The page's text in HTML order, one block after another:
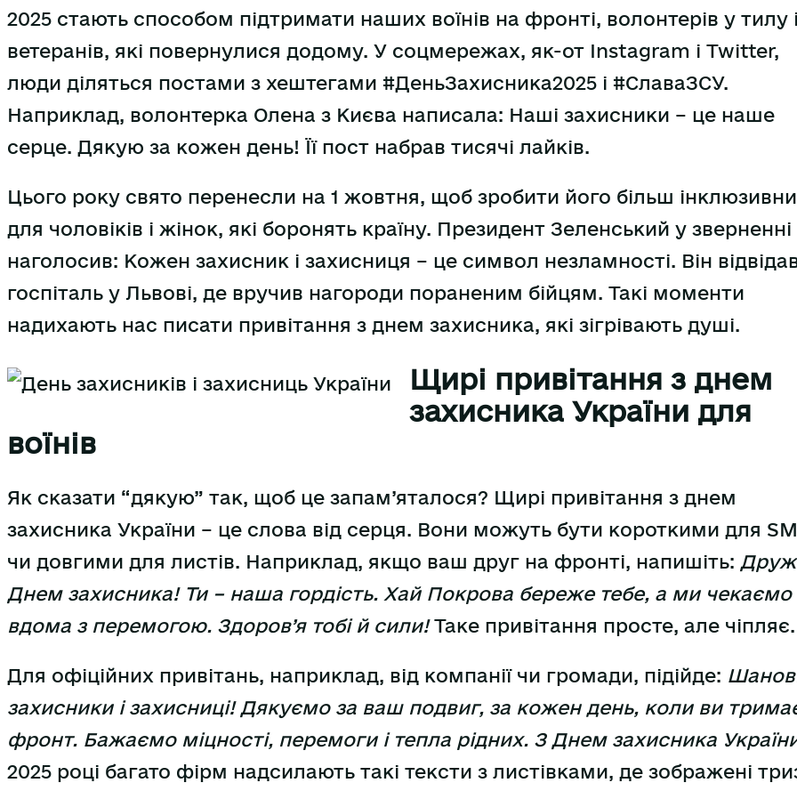
2025 стають способом підтримати наших воїнів на фронті, волонтерів у тилу
ветеранів, які повернулися додому. У соцмережах, як-от Instagram і Twitter,
люди діляться постами з хештегами #ДеньЗахисника2025 і #СлаваЗСУ.
Наприклад, волонтерка Олена з Києва написала: Наші захисники – це наше
серце. Дякую за кожен день! Її пост набрав тисячі лайків.
Цього року свято перенесли на 1 жовтня, щоб зробити його більш
для чоловіків і жінок, які боронять країну. Президент Зеленський у зверненні
наголосив: Кожен захисник і захисниця – це символ незламності. Він
госпіталь у Львові, де вручив нагороди пораненим бійцям. Такі моменти
надихають нас писати привітання з днем захисника, які зігрівають душі.
Щирі привітання з днем
захисника України для
воїнів
Як сказати “дякую” так, щоб це запам’яталося? Щирі привітання з днем
захисника України – це слова від серця. Вони можуть бути короткими для
чи довгими для листів. Наприклад, якщо ваш друг на фронті, напишіть:
Днем захисника! Ти – наша гордість. Хай Покрова береже тебе, а ми чекаємо
вдома з перемогою. Здоров’я тобі й сили!Таке привітання просте, але чіпляє.
Для офіційних привітань, наприклад, від компанії чи громади, підійде:
захисники і захисниці! Дякуємо за ваш подвиг, за кожен день, коли ви
фронт. Бажаємо міцності, перемоги і тепла рідних. З Днем захисника
2025 році багато фірм надсилають такі тексти з листівками, де зображені